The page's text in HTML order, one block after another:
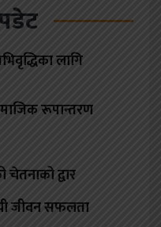
लागि
रूपान्तरण
द्वार
जीवन सफलता